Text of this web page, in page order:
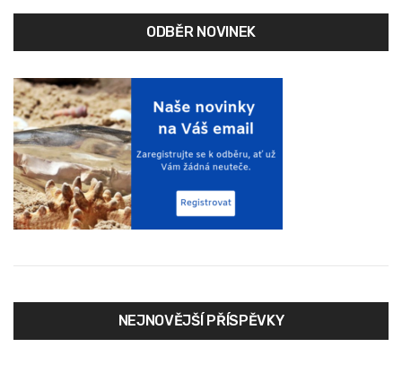
ODBĚR NOVINEK
NEJNOVĚJŠÍ PŘÍSPĚVKY